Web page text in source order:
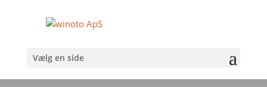
Vælg en side